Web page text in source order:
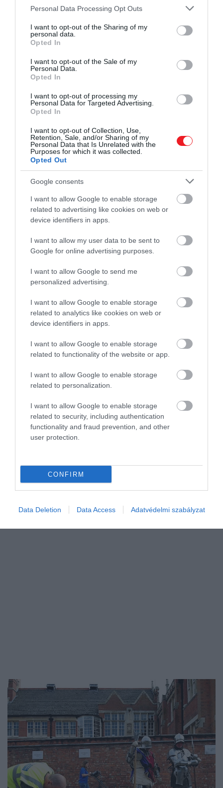
Please note that this website/app uses one or more Google
not limited to your visit or usage behaviour. You may click to
grant or deny consent to Google and its third-party tags to
use your data for below specified purposes in below Google
consent section.
Personal Data Processing Opt Outs
I want to opt-out of the Sharing of my
personal data.
Opted In
I want to opt-out of the Sale of my
Personal Data.
Opted In
I want to opt-out of processing my
Personal Data for Targeted Advertising.
Opted In
I want to opt-out of Collection, Use,
Retention, Sale, and/or Sharing of my
Personal Data that Is Unrelated with the
Purposes for which it was collected.
Opted Out
Google consents
I want to allow Google to enable storage
related to advertising like cookies on web or
device identifiers in apps.
I want to allow my user data to be sent to
Google for online advertising purposes.
I want to allow Google to send me
personalized advertising.
I want to allow Google to enable storage
related to analytics like cookies on web or
device identifiers in apps.
I want to allow Google to enable storage
related to functionality of the website or app.
I want to allow Google to enable storage
related to personalization.
I want to allow Google to enable storage
related to security, including authentication
functionality and fraud prevention, and other
user protection.
CONFIRM
Data Deletion Data Access Adatvédelmi szabályzat
A Csoszon-kor királyi asztalán minden
apró tálka, minden falat és minden
uralkodó elé. A 12 köret, a levesek és az
egészségi állapothoz igazított fogások
együtt mutatják meg, mennyire
kifinomult rendszer szerint működött a
2026. JÚNIUS 9. ● OLÁH-BEBESI BORBÁLA
köretet kapott: így étkezett
OLÁH-BEBESI BORBÁLA